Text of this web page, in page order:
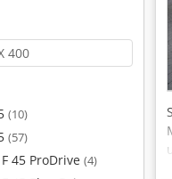
(10)
(57)
F 45 ProDrive (4)